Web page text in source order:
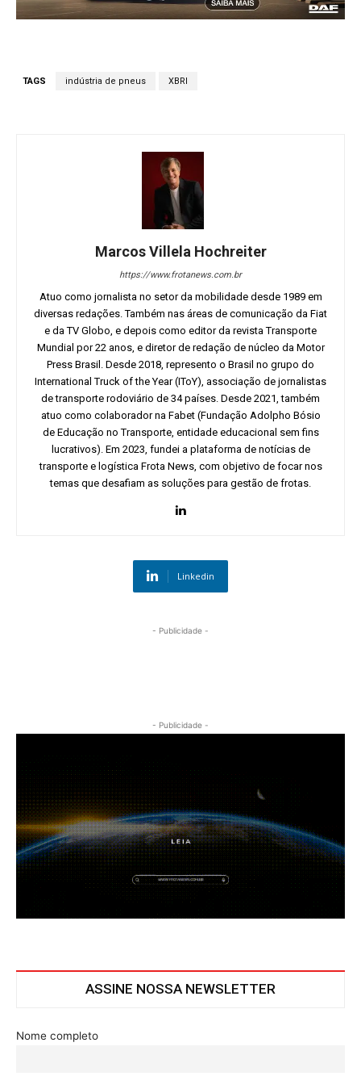
TAGS indústria de pneus XBRI
Marcos Villela Hochreiter
https://www.frotanews.com.br
Atuo como jornalista no setor da mobilidade desde 1989 em
diversas redações. Também nas áreas de comunicação da Fiat
e da TV Globo, e depois como editor da revista Transporte
Mundial por 22 anos, e diretor de redação de núcleo da Motor
Press Brasil. Desde 2018, represento o Brasil no grupo do
International Truck of the Year (IToY), associação de jornalistas
de transporte rodoviário de 34 países. Desde 2021, também
atuo como colaborador na Fabet (Fundação Adolpho Bósio
de Educação no Transporte, entidade educacional sem fins
lucrativos). Em 2023, fundei a plataforma de notícias de
transporte e logística Frota News, com objetivo de focar nos
temas que desafiam as soluções para gestão de frotas.
Linkedin
- Publicidade -
- Publicidade -
ASSINE NOSSA NEWSLETTER
Nome completo